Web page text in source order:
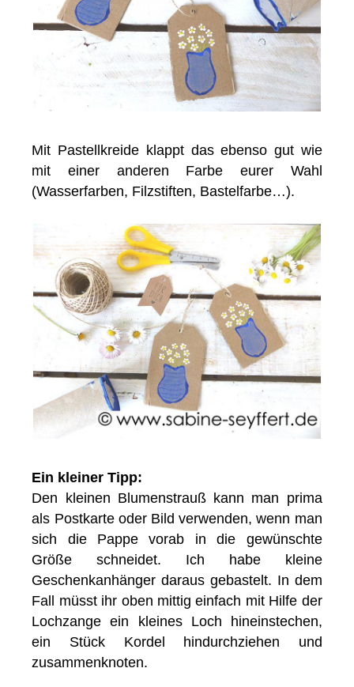
Mit Pastellkreide klappt das ebenso gut wie
mit einer anderen Farbe eurer Wahl
(Wasserfarben, Filzstiften, Bastelfarbe…).
Ein kleiner Tipp:
Den kleinen Blumenstrauß kann man prima
als Postkarte oder Bild verwenden, wenn man
sich die Pappe vorab in die gewünschte
Größe schneidet. Ich habe kleine
Geschenkanhänger daraus gebastelt. In dem
Fall müsst ihr oben mittig einfach mit Hilfe der
Lochzange ein kleines Loch hineinstechen,
ein Stück Kordel hindurchziehen und
zusammenknoten.